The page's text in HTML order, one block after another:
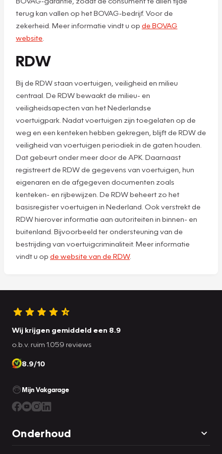
terug kan vallen op het BOVAG-bedrijf. Voor de
zekerheid. Meer informatie vindt u op de BOVAG
website
RDW
Bij de RDW staan voertuigen, veiligheid en milieu
centraal. De RDW bewaakt de milieu- en
veiligheidsapecten van het Nederlandse
voertuigpark. Nadat voertuigen zijn toegelaten op de
weg en een kenteken hebben gekregen, blijft de RDW de
veiligheid van voertuigen periodiek in de gaten houden.
Dat gebeurt onder meer door de APK. Daarnaast
registreert de RDW de gegevens van voertuigen, hun
eigenaren en de afgegeven documenten zoals
kenteken- en rijbewijzen. De RDW beheert zo het
basisregister voertuigen in Nederland. Ook verstrekt de
RDW hierover informatie aan autoriteiten in binnen- en
buitenland. Bijvoorbeeld ter ondersteuning van de
bestrijding van voertuigcriminaliteit. Meer informatie
vindt u op de website van de RDW.
Wij krijgen gemiddeld een 8.9
o.b.v. ruim 1.059 reviews
8.9/10
Mijn Vakgarage
Onderhoud